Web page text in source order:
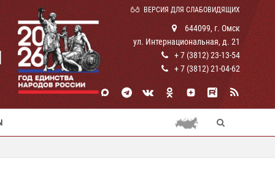
ВЕРСИЯ ДЛЯ СЛАБОВИДЯЩИХ
644099, г. Омск
ул. Интернациональная, д. 21
+ 7 (3812) 23-13-54
+ 7 (3812) 21-04-62